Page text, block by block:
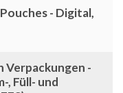
- Digital,
Verpackungen -
, Füll- und